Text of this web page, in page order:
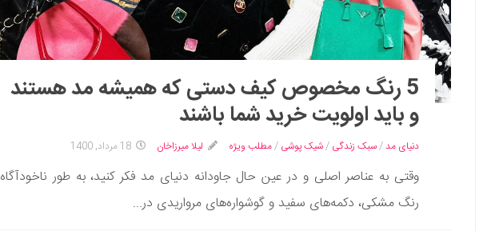
5 رنگ مخصوص کیف دستی که همیشه مد هستند
و باید اولویت خرید شما باشند
دنیای مد/سبک زندگی /شیک پوشی /مطلب ویژه لیلا میرزاخان 18 مرداد, 1400
وقتی به عناصر اصلی و در عین حال جاودانه دنیای مد فکر کنید، به طور ناخودآگاه
رنگ مشکی، دکمه‌های سفید و گوشواره‌های مرواریدی در...